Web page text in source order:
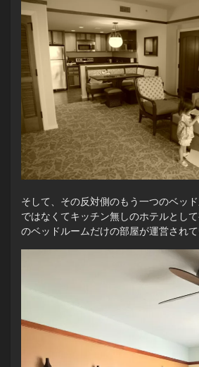
そして、その反対側のもう一つのベッ
ではなくてキッチン無しのホテルとし
のベッドルームだけの部屋が運営されて